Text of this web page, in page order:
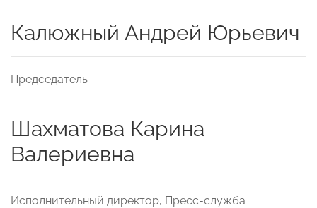
Калюжный Андрей Юрьевич
Председатель
Шахматова Карина
Валериевна
Исполнительный директор, Пресс-служба